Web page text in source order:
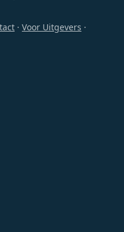
· Voor Uitgevers ·